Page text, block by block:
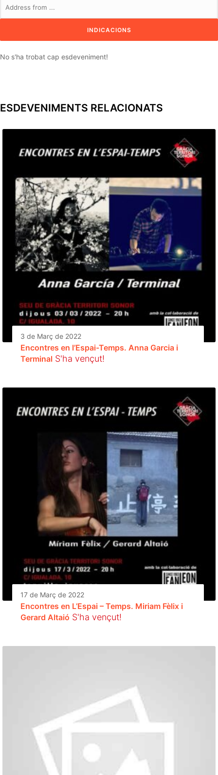
No s'ha trobat cap esdeveniment!
ESDEVENIMENTS RELACIONATS
3 de Març de 2022
Encontres en l’Espai-Temps. Anna Garcia i
Terminal S'ha vençut!
17 de Març de 2022
Encontres en L’Espai – Temps. Miriam Fèlix i
Gerard Altaió S'ha vençut!